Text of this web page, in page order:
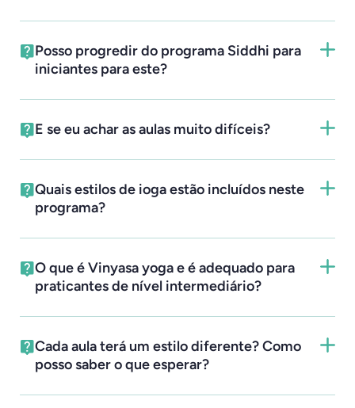
Posso progredir do programa Siddhi para
iniciantes para este?
E se eu achar as aulas muito difíceis?
Quais estilos de ioga estão incluídos neste
programa?
O que é Vinyasa yoga e é adequado para
praticantes de nível intermediário?
Cada aula terá um estilo diferente? Como
posso saber o que esperar?